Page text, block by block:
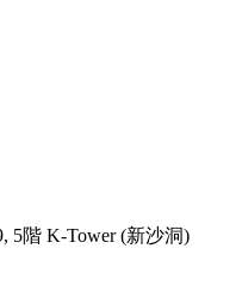
5階 K-Tower (新沙洞)